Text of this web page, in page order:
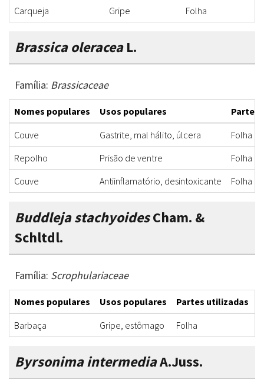
Carqueja
Gripe Folha
Brassica oleraceaL.
Família: Brassicaceae
Nomes populares Usos populares
Partes
Couve
Gastrite, mal hálito, úlcera
Folha
Repolho
Prisão de ventre
Folha
Couve
Antiinflamatório, desintoxicante Folha
Buddleja stachyoidesCham. &
Schltdl.
Família: Scrophulariaceae
Nomes populares Usos populares Partes utilizadas
Barbaça
Gripe, estômago Folha
Byrsonima intermediaA.Juss.